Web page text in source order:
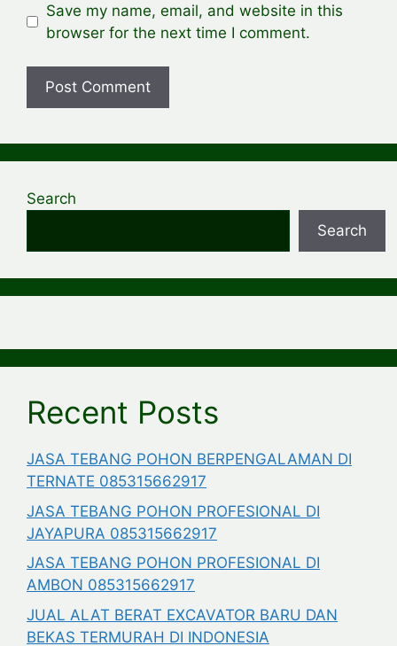
Save my name, email, and website in this
browser for the next time I comment.
Search
Search
Recent Posts
JASA TEBANG POHON BERPENGALAMAN DI
TERNATE 085315662917
JASA TEBANG POHON PROFESIONAL DI
JAYAPURA 085315662917
JASA TEBANG POHON PROFESIONAL DI
AMBON 085315662917
JUAL ALAT BERAT EXCAVATOR BARU DAN
BEKAS TERMURAH DI INDONESIA